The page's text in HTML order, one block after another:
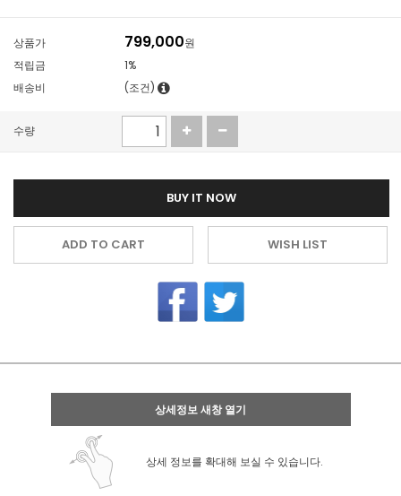
상품가 799,000원
적립금
1%
배송비
(조건)
수량
BUY IT NOW
ADD TO CART WISH LIST
상세정보 새창 열기
상세 정보를 확대해 보실 수 있습니다.